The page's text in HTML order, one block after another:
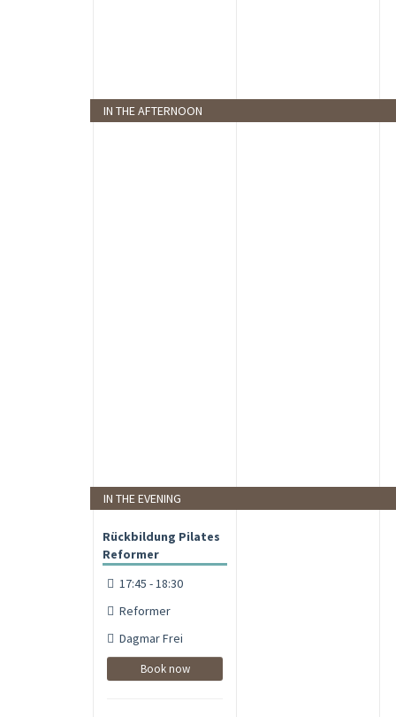
IN THE AFTERNOON
IN THE EVENING
Rückbildung Pilates
Reformer
17:45 - 18:30
Reformer
Dagmar Frei
Book now